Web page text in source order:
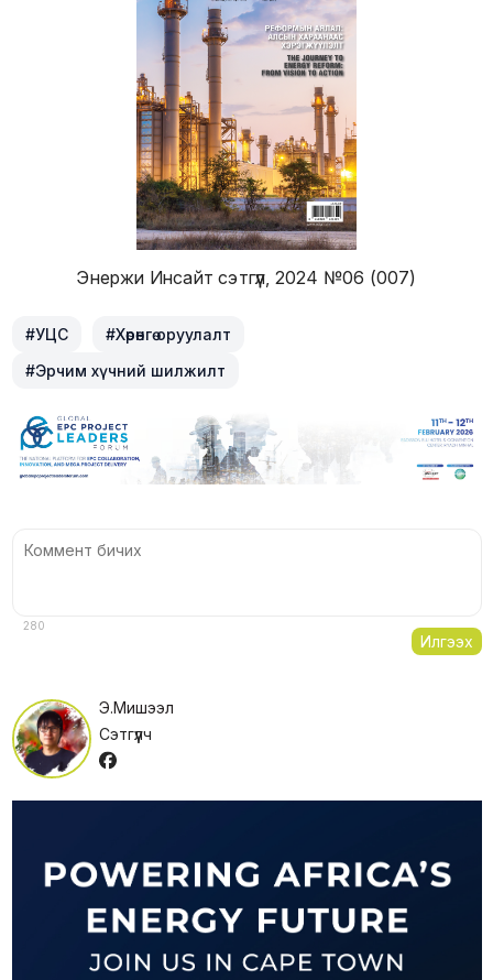
Э.Мишээл
Сэтгүүлч
Энержи Инсайт сэтгүүл, 2024 №06 (007)
#УЦС
#Хөрөнгө оруулалт
#Эрчим хүчний шилжилт
280
Илгээх